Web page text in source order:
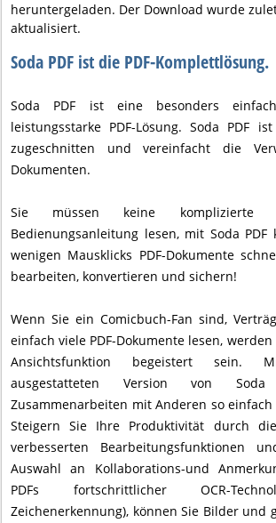
heruntergeladen. Der Download wurde
aktualisiert.
Soda PDF ist die PDF-Komplettlösung.
Soda PDF ist eine besonders
leistungsstarke PDF-Lösung. Soda PDF
zugeschnitten und vereinfacht die
Dokumenten.
Sie müssen keine komplizierte
Bedienungsanleitung lesen, mit Soda
wenigen Mausklicks PDF-Dokumente
bearbeiten, konvertieren und sichern!
Wenn Sie ein Comicbuch-Fan sind,
einfach viele PDF-Dokumente lesen,
Ansichtsfunktion begeistert sein.
ausgestatteten Version von
Zusammenarbeiten mit Anderen so
Steigern Sie Ihre Produktivität durch
verbesserten Bearbeitungsfunktionen
Auswahl an Kollaborations-und
PDFs fortschrittlicher OCR-
Zeichenerkennung), können Sie Bilder und